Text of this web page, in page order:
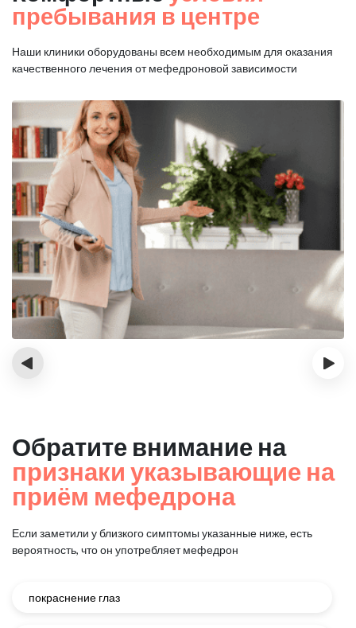
пребывания в центре
Наши клиники оборудованы всем необходимым для оказания
качественного лечения от мефедроновой зависимости
‹ ›
Обратите внимание на
признаки указывающие на
приём мефедрона
Если заметили у близкого симптомы указанные ниже, есть
вероятность, что он употребляет мефедрон
покраснение глаз